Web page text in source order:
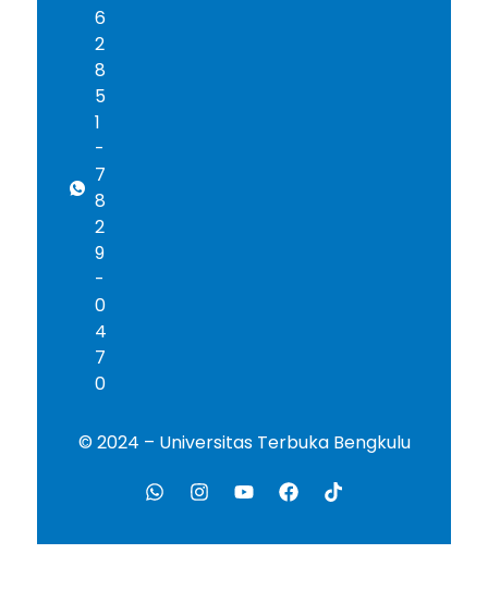
6
2
8
5
1
-
7
8
2
9
-
0
4
7
0
© 2024 – Universitas Terbuka Bengkulu